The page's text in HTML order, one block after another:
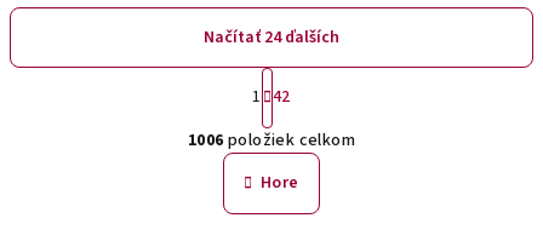
O
v
l
á
Načítať 24 ďalších
S
t
r
á
n
k
o
1 42
1006 položiek celkom
Hore